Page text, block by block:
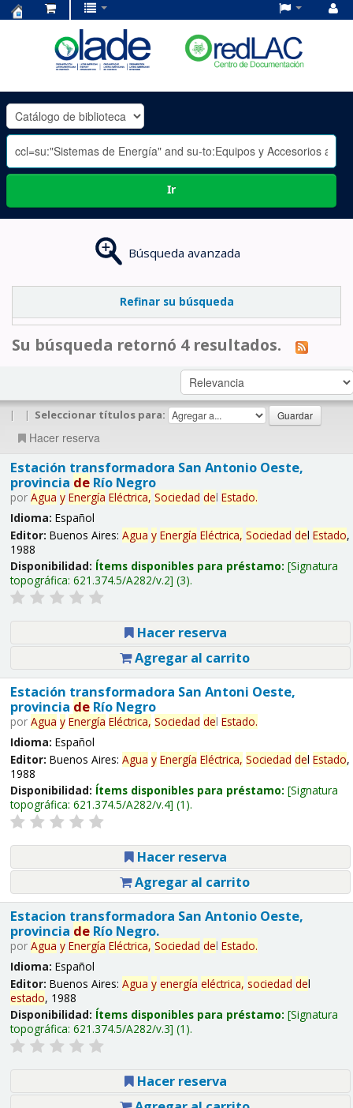
OLADE
-
Ir
Búsqueda avanzada
Refinar su búsqueda
Su búsqueda retornó 4 resultados.
| | Seleccionar títulos para:
Hacer reserva
Estación transformadora San Antonio Oeste,
provincia deRío Negro
por Agua y Energía Eléctrica, Sociedad del Estado.
Idioma: Español
Editor: Buenos Aires: Agua y Energía Eléctrica, Sociedad del Estado,
1988
Disponibilidad: Ítems disponibles para préstamo: Signatura
topográfica: 621.374.5/A282/v.2 (3).
Hacer reserva
Agregar al carrito
Estación transformadora San Antoni Oeste,
provincia deRío Negro
por Agua y Energía Eléctrica, Sociedad del Estado.
Idioma: Español
Editor: Buenos Aires: Agua y Energía Eléctrica, Sociedad del Estado,
1988
Disponibilidad: Ítems disponibles para préstamo: Signatura
topográfica: 621.374.5/A282/v.4 (1).
Hacer reserva
Agregar al carrito
Estacion transformadora San Antonio Oeste,
provincia deRío Negro.
por Agua y Energía Eléctrica, Sociedad del Estado.
Idioma: Español
Editor: Buenos Aires: Agua y energía eléctrica, sociedad del
estado, 1988
Disponibilidad: Ítems disponibles para préstamo: Signatura
topográfica: 621.374.5/A282/v.3 (1).
Hacer reserva